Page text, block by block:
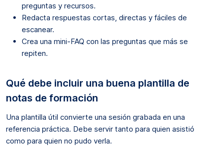
preguntas y recursos.
Redacta respuestas cortas, directas y fáciles de
escanear.
Crea una mini-FAQ con las preguntas que más se
repiten.
Qué debe incluir una buena plantilla de
notas de formación
Una plantilla útil convierte una sesión grabada en una
referencia práctica. Debe servir tanto para quien asistió
como para quien no pudo verla.